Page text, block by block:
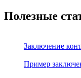
Полезные
Заключение
Пример